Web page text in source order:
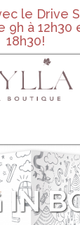
le Drive
9h à 12h30
18h30!
IN